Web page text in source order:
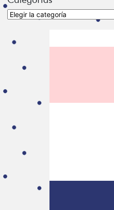
Categorías